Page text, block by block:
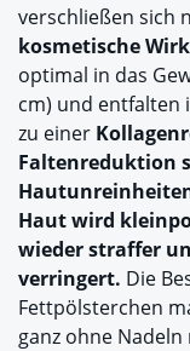
verschließen sich
kosmetische
optimal in das
cm) und entfalten
zu einer
Faltenreduktion
Haut wird
wieder straffer
verringert. Die
Fettpölsterchen
ganz ohne Nadeln